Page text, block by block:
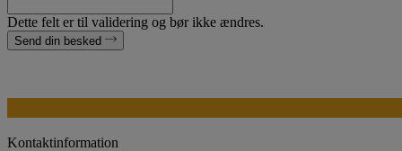
Dette felt er til validering og bør ikke ændres.
Send din besked
Kontaktinformation